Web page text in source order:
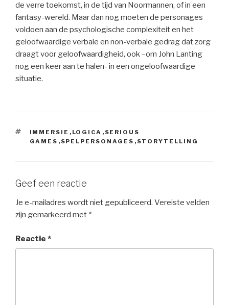
de verre toekomst, in de tijd van Noormannen, of in een
fantasy-wereld. Maar dan nog moeten de personages
voldoen aan de psychologische complexiteit en het
geloofwaardige verbale en non-verbale gedrag dat zorg
draagt voor geloofwaardigheid, ook –om John Lanting
nog een keer aan te halen- in een ongeloofwaardige
situatie.
TAGS
IMMERSIE , LOGICA , SERIOUS
GAMES , SPELPERSONAGES , STORYTELLING
Geef een reactie
Je e-mailadres wordt niet gepubliceerd. Vereiste velden
zijn gemarkeerd met *
Reactie *